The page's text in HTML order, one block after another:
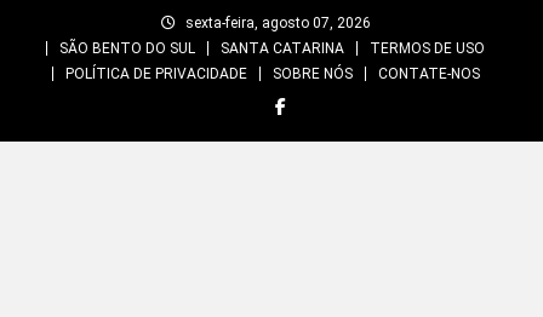
sexta-feira, agosto 07, 2026
SÃO BENTO DO SUL
SANTA CATARINA
TERMOS DE USO
POLÍTICA DE PRIVACIDADE
SOBRE NÓS CONTATE-NOS